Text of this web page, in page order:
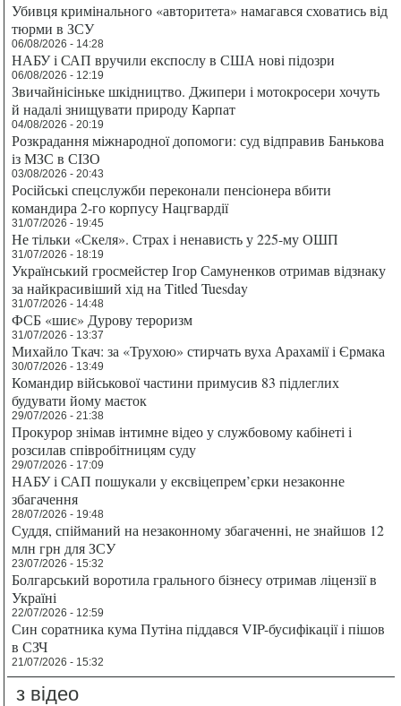
Убивця кримінального «авторитета» намагався сховатись від
тюрми в ЗСУ
06/08/2026 - 14:28
НАБУ і САП вручили експослу в США нові підозри
06/08/2026 - 12:19
Звичайнісіньке шкідництво. Джипери і мотокросери хочуть
й надалі знищувати природу Карпат
04/08/2026 - 20:19
Розкрадання міжнародної допомоги: суд відправив Банькова
із МЗС в СІЗО
03/08/2026 - 20:43
Російські спецслужби переконали пенсіонера вбити
командира 2-го корпусу Нацгвардії
31/07/2026 - 19:45
Не тільки «Скеля». Страх і ненависть у 225-му ОШП
31/07/2026 - 18:19
Український гросмейстер Ігор Самуненков отримав відзнаку
за найкрасивіший хід на Titled Tuesday
31/07/2026 - 14:48
ФСБ «шиє» Дурову тероризм
31/07/2026 - 13:37
Михайло Ткач: за «Трухою» стирчать вуха Арахамії і Єрмака
30/07/2026 - 13:49
Командир військової частини примусив 83 підлеглих
будувати йому маєток
29/07/2026 - 21:38
Прокурор знімав інтимне відео у службовому кабінеті і
розсилав співробітницям суду
29/07/2026 - 17:09
НАБУ і САП пошукали у ексвіцепрем’єрки незаконне
збагачення
28/07/2026 - 19:48
Суддя, спійманий на незаконному збагаченні, не знайшов 12
млн грн для ЗСУ
23/07/2026 - 15:32
Болгарський воротила грального бізнесу отримав ліцензії в
Україні
22/07/2026 - 12:59
Син соратника кума Путіна піддався VIP-бусифікації і пішов
в СЗЧ
21/07/2026 - 15:32
з відео